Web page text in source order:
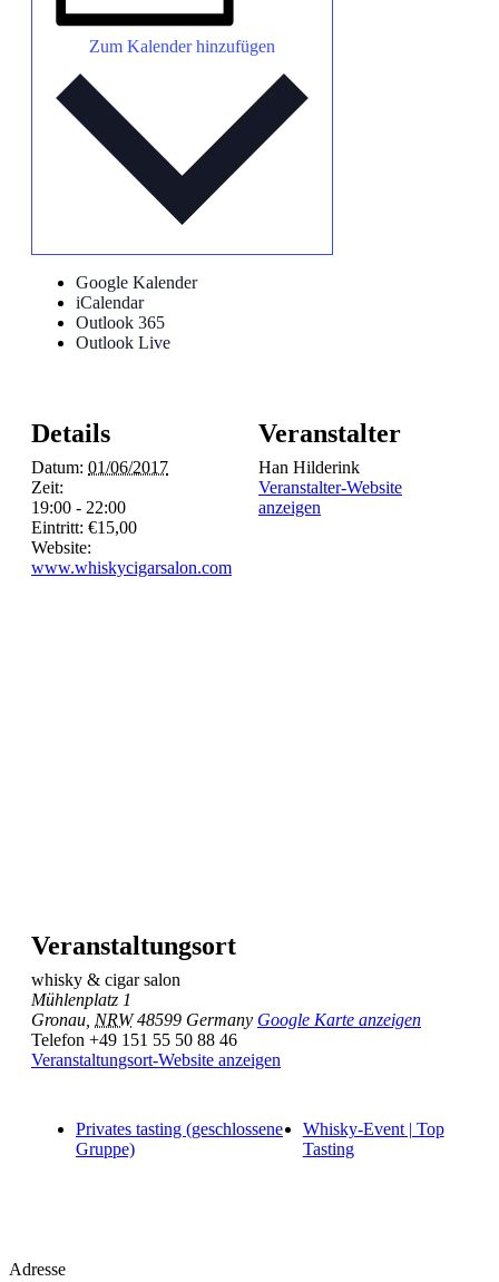
Zum Kalender hinzufügen
Google Kalender
iCalendar
Outlook 365
Outlook Live
Details
Datum: 01/06/2017
Zeit:
19:00 - 22:00
Eintritt: €15,00
Website:
www.whiskycigarsalon.com
Veranstalter
Han Hilderink
Veranstalter-Website
anzeigen
Veranstaltungsort
whisky & cigar salon
Mühlenplatz 1
Gronau NRW 48599 Germany Google Karte anzeigen
Telefon +49 151 55 50 88 46
Veranstaltungsort-Website anzeigen
Privates tasting (geschlossene
Gruppe)
Whisky-Event | Top
Tasting
Adresse